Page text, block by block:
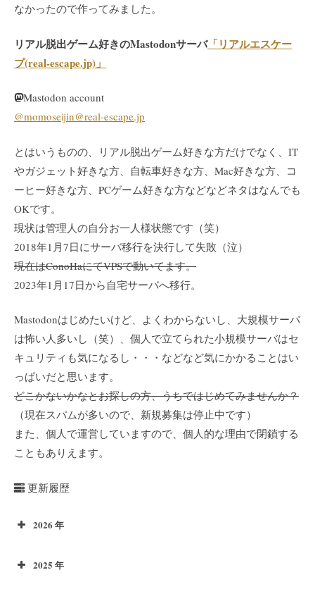
なかったので作ってみました。
リアル脱出ゲーム好きのMastodonサーバ「リアルエスケー
プ(real-escape.jp)」
Mastodon account
@momoseijin@real-escape.jp
とはいうものの、リアル脱出ゲーム好きな方だけでなく、IT
やガジェット好きな方、自転車好きな方、Mac好きな方、コ
ーヒー好きな方、PCゲーム好きな方などなどネタはなんでも
OKです。
現状は管理人の自分お一人様状態です（笑）
2018年1月7日にサーバ移行を決行して失敗（泣）
現在はConoHaにてVPSで動いてます。
2023年1月17日から自宅サーバへ移行。
Mastodonはじめたいけど、よくわからないし、大規模サーバ
は怖い人多いし（笑）、個人で立てられた小規模サーバはセ
キュリティも気になるし・・・などなど気にかかることはい
っぱいだと思います。
どこかないかなとお探しの方、うちではじめてみませんか？
（現在スパムが多いので、新規募集は停止中です）
また、個人で運営していますので、個人的な理由で閉鎖する
こともありえます。
更新履歴
2026 年
2025 年